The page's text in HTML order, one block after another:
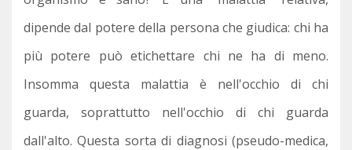
dipende dal potere della persona che giudica: chi ha
più potere può etichettare chi ne ha di meno.
Insomma questa malattia è nell'occhio di chi
guarda, soprattutto nell'occhio di chi guarda
dall'alto. Questa sorta di diagnosi (pseudo-medica,